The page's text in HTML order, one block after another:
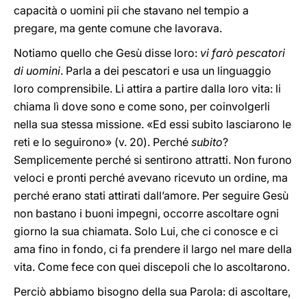
capacità o uomini pii che stavano nel tempio a
pregare, ma gente comune che lavorava.
Notiamo quello che Gesù disse loro: vi farò pescatori
di uomini. Parla a dei pescatori e usa un linguaggio
loro comprensibile. Li attira a partire dalla loro vita: li
chiama lì dove sono e come sono, per coinvolgerli
nella sua stessa missione. «Ed essi subito lasciarono le
reti e lo seguirono» (v. 20). Perché subito?
Semplicemente perché si sentirono attratti. Non furono
veloci e pronti perché avevano ricevuto un ordine, ma
perché erano stati attirati dall’amore. Per seguire Gesù
non bastano i buoni impegni, occorre ascoltare ogni
giorno la sua chiamata. Solo Lui, che ci conosce e ci
ama fino in fondo, ci fa prendere il largo nel mare della
vita. Come fece con quei discepoli che lo ascoltarono.
Perciò abbiamo bisogno della sua Parola: di ascoltare,